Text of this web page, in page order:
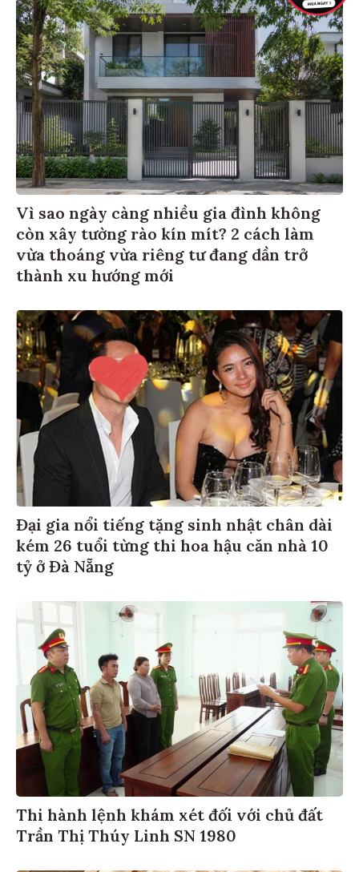
Vì sao ngày càng nhiều gia đình không
còn xây tường rào kín mít? 2 cách làm
vừa thoáng vừa riêng tư đang dần trở
thành xu hướng mới
Đại gia nổi tiếng tặng sinh nhật chân dài
kém 26 tuổi từng thi hoa hậu căn nhà 10
tỷ ở Đà Nẵng
Thi hành lệnh khám xét đối với chủ đất
Trần Thị Thúy Linh SN 1980